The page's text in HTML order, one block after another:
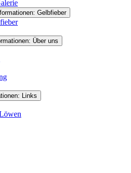
Gelbfieber
Über uns
Links